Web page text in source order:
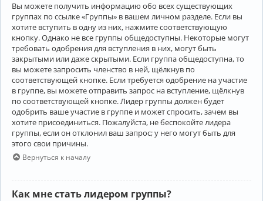
Вы можете получить информацию обо всех существующих
группах по ссылке «Группы» в вашем личном разделе. Если вы
хотите вступить в одну из них, нажмите соответствующую
кнопку. Однако не все группы общедоступны. Некоторые могут
требовать одобрения для вступления в них, могут быть
закрытыми или даже скрытыми. Если группа общедоступна, то
вы можете запросить членство в ней, щёлкнув по
соответствующей кнопке. Если требуется одобрение на участие
в группе, вы можете отправить запрос на вступление, щёлкнув
по соответствующей кнопке. Лидер группы должен будет
одобрить ваше участие в группе и может спросить, зачем вы
хотите присоединиться. Пожалуйста, не беспокойте лидера
группы, если он отклонил ваш запрос; у него могут быть для
этого свои причины.
Вернуться к началу
Как мне стать лидером группы?